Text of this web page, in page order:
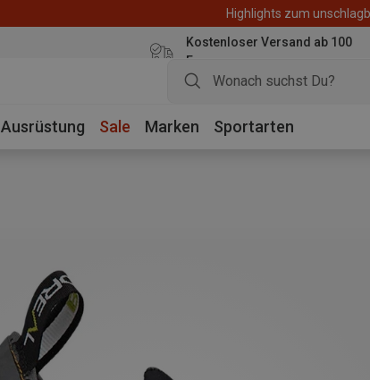
Highlights zum
Kostenloser Versand ab 100
Euro
Ausrüstung Sale Marken Sportarten